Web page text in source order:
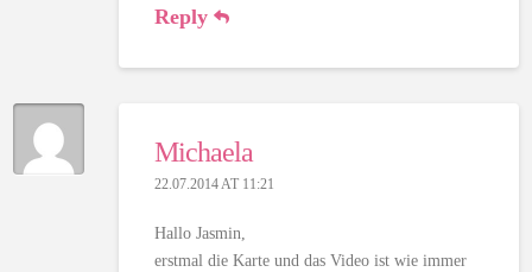
Reply
Michaela
22.07.2014 AT 11:21
Hallo Jasmin,
erstmal die Karte und das Video ist wie immer